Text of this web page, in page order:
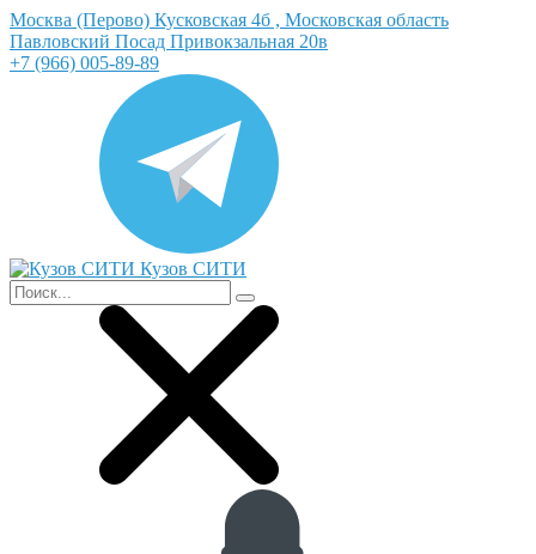
Москва (Перово) Кусковская 4б , Московская область
Павловский Посад Привокзальная 20в
+7 (966) 005-89-89
Кузов СИТИ